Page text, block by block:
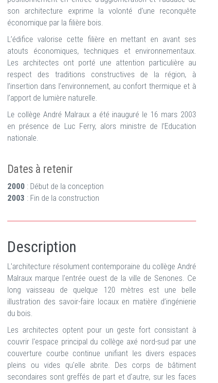
son architecture exprime la volonté d’une reconquête
économique par la filière bois.
L’édifice valorise cette filière en mettant en avant ses
atouts économiques, techniques et environnementaux.
Les architectes ont porté une attention particulière au
respect des traditions constructives de la région, à
l’insertion dans l’environnement, au confort thermique et à
l’apport de lumière naturelle.
Le collège André Malraux a été inauguré le 16 mars 2003
en présence de Luc Ferry, alors ministre de l’Education
nationale.
Dates à retenir
2000 : Début de la conception
2003 : Fin de la construction
Description
L'architecture résolument contemporaine du collège André
Malraux marque l'entrée ouest de la ville de Senones. Ce
long vaisseau de quelque 120 mètres est une belle
illustration des savoir-faire locaux en matière d’ingénierie
du bois.
Les architectes optent pour un geste fort consistant à
couvrir l'espace principal du collège axé nord-sud par une
couverture courbe continue unifiant les divers espaces
pleins ou vides qu'elle abrite. Des corps de bâtiment
secondaires sont greffés de part et d'autre, sur les faces